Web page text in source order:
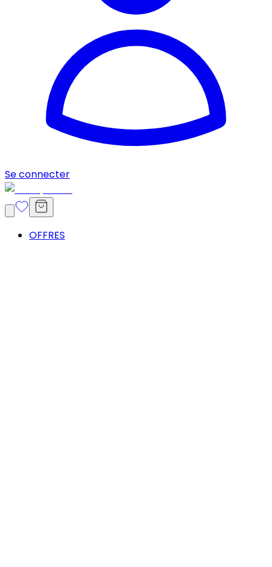
Se connecter
OFFRES